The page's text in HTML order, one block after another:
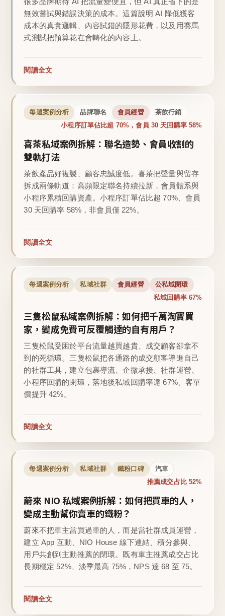
無效嘗試與錯誤決策的成本。這篇說明 AI 降低獲客
成本的真實邏輯、內容試錯的隱形花費，以及用賽馬
式測試把預算花在會轉化的內容上。
閱讀全文
每週案例分析 品牌聯名 會員經營 茶飲行銷
小程序訂單佔比超 70%，會員 30 天回購率 58%
喜茶私域案例拆解：聯名造勢、會員收割的
雙軌打法
茶飲產品好複製、顧客忠誠度低。喜茶把聲量與留存
拆成兩條軌道：高頻限定聯名持續拉新，會員體系與
小程序累積回購資產。小程序訂單佔比超 70%、會員
30 天回購率 58%，非會員僅 22%。
閱讀全文
每週案例分析 私域社群 會員經營 公私域閉環
私域回購率 67%
三隻松鼠私域案例拆解：如何把千萬淘寶買
家，變成免費可反覆觸達的自有用戶？
三隻松鼠受困於平台流量越買越貴、成交顧客卻拿不
到的死循環。三隻松鼠把各通路的成交顧客導進自己
的社群工具，建立包裹導流、企微承接、社群運營、
小程序回購的閉環，落地後私域回購率達 67%、客單
價提升 42%。
閱讀全文
每週案例分析 私域社群 鐵粉口碑 汽車
推薦成交占比 52%
蔚來 NIO 私域案例拆解：如何把買車的人，
變成主動幫你賣車的鐵粉？
蔚來不把車主當買過車的人，而是當社群成員運營，
建立 App 互動、NIO House 線下連結、積分參與、
用戶共創到主動推薦的閉環。既有車主推薦成交占比
長期穩定 52%、淡季最高 75%，NPS 達 68 至 75。
閱讀全文